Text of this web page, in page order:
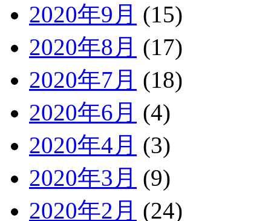
2020年9月 (15)
2020年8月 (17)
2020年7月 (18)
2020年6月 (4)
2020年4月 (3)
2020年3月 (9)
2020年2月 (24)